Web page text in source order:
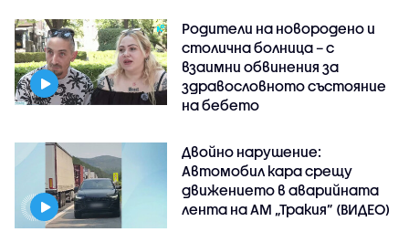
Родители на новородено и
столична болница – с
взаимни обвинения за
здравословното състояние
на бебето
Двойно нарушение:
Автомобил кара срещу
движението в аварийната
лента на АМ „Тракия” (ВИДЕО)